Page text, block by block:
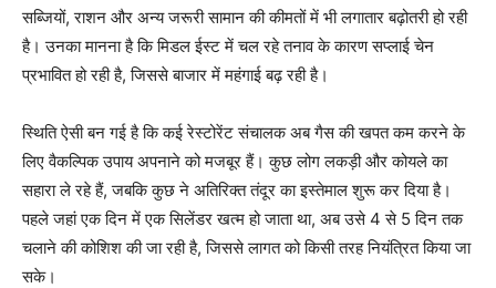
सब्जियों, राशन और अन्य जरूरी सामान की कीमतों में भी लगातार बढ़ोतरी हो रही
है। उनका मानना है कि मिडल ईस्ट में चल रहे तनाव के कारण सप्लाई चेन
प्रभावित हो रही है, जिससे बाजार में महंगाई बढ़ रही है।
स्थिति ऐसी बन गई है कि कई रेस्टोरेंट संचालक अब गैस की खपत कम करने के
लिए वैकल्पिक उपाय अपनाने को मजबूर हैं। कुछ लोग लकड़ी और कोयले का
सहारा ले रहे हैं, जबकि कुछ ने अतिरिक्त तंदूर का इस्तेमाल शुरू कर दिया है।
पहले जहां एक दिन में एक सिलेंडर खत्म हो जाता था, अब उसे 4 से 5 दिन तक
चलाने की कोशिश की जा रही है, जिससे लागत को किसी तरह नियंत्रित किया जा
सके।